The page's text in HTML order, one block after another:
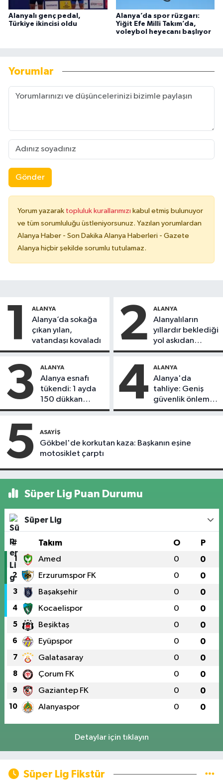
Alanyalı genç pedal,
Türkiye ikincisi oldu
Alanya’da spor rüzgarı:
Yiğit Efe Milli Takım’da,
voleybol heyecanı başlıyor
Yorumlar
Gönder
Yorum yazarak topluluk kurallarımızı kabul etmiş bulunuyor
ve tüm sorumluluğu üstleniyorsunuz. Yazılan yorumlardan
Alanya Haber - Son Dakika Alanya Haberleri - Gazete
Alanya hiçbir şekilde sorumlu tutulamaz.
1 ALANYA
Alanya’da sokağa
çıkan yılan,
vatandaşı kovaladı
2 ALANYA
Alanyalıların
yıllardır beklediği
yol askıdan
döndü
3 ALANYA
Alanya esnafı
tükendi: 1 ayda
150 dükkan
kapandı
4 ALANYA
Alanya'da
tahliye: Geniş
güvenlik önlemi
alındı
5 ASAYIŞ
Gökbel'de korkutan kaza: Başkanın eşine
motosiklet çarptı
Süper Lig Puan Durumu
Süper Lig
# Takım O P
1 Amed 0 0
2 Erzurumspor FK 0 0
3 Başakşehir 0 0
4 Kocaelispor 0 0
5 Beşiktaş 0 0
6 Eyüpspor 0 0
7 Galatasaray 0 0
8 Çorum FK 0 0
9 Gaziantep FK 0 0
10 Alanyaspor 0 0
Detaylar için tıklayın
Süper Lig Fikstür